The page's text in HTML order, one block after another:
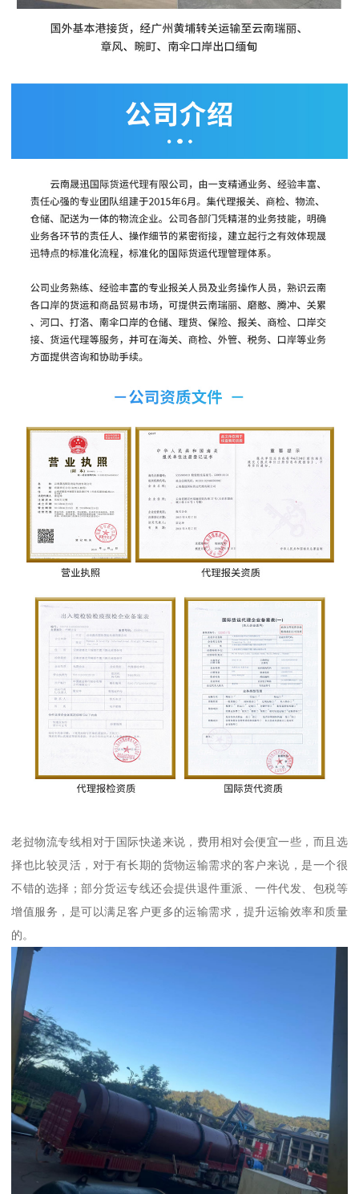
老挝物流专线相对于国际快递来说，费用相对会便宜一些，而且选
择也比较灵活，对于有长期的货物运输需求的客户来说，是一个很
不错的选择；部分货运专线还会提供退件重派、一件代发、包税等
增值服务，是可以满足客户更多的运输需求，提升运输效率和质量
的。